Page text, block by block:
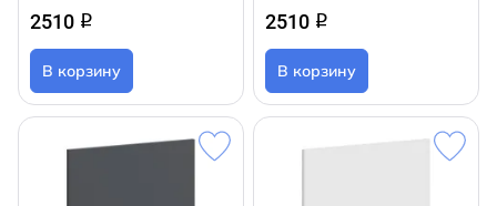
2510 q
В корзину
2510 q
В корзину